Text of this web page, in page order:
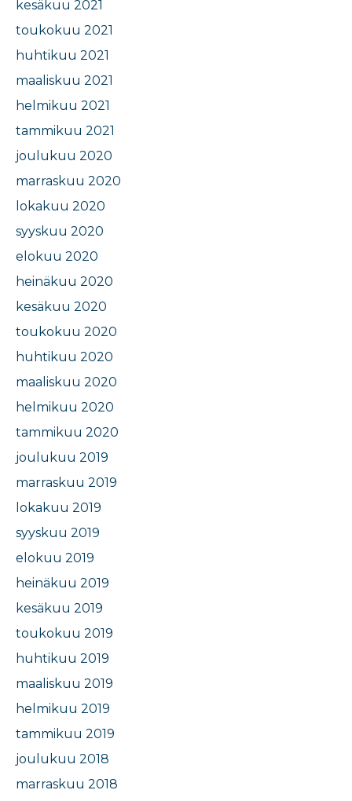
kesäkuu 2021
toukokuu 2021
huhtikuu 2021
maaliskuu 2021
helmikuu 2021
tammikuu 2021
joulukuu 2020
marraskuu 2020
lokakuu 2020
syyskuu 2020
elokuu 2020
heinäkuu 2020
kesäkuu 2020
toukokuu 2020
huhtikuu 2020
maaliskuu 2020
helmikuu 2020
tammikuu 2020
joulukuu 2019
marraskuu 2019
lokakuu 2019
syyskuu 2019
elokuu 2019
heinäkuu 2019
kesäkuu 2019
toukokuu 2019
huhtikuu 2019
maaliskuu 2019
helmikuu 2019
tammikuu 2019
joulukuu 2018
marraskuu 2018